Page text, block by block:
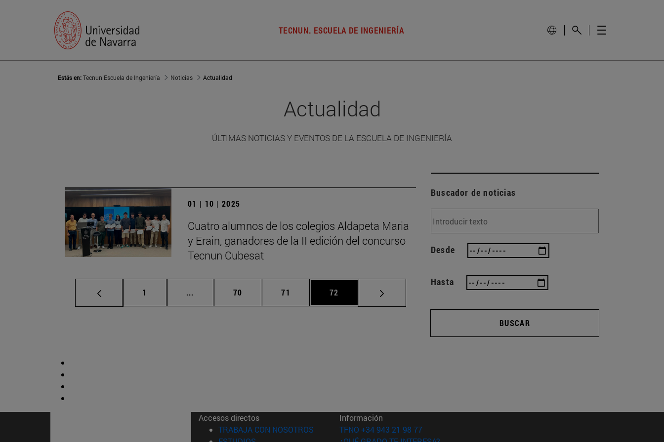
TECNUN. ESCUELA DE INGENIERÍA
Estás en:Tecnun Escuela de Ingeniería Noticias Actualidad
Actualidad
ÚLTIMAS NOTICIAS Y EVENTOS DE LA ESCUELA DE INGENIERÍA
01 | 10 | 2025
Cuatro alumnos de los colegios Aldapeta Maria
y Erain, ganadores de la II edición del concurso
Tecnun Cubesat
Página
1 ... Páginas intermedias Use TAB para desplazarse.
Página
70 Página
71 Página
72
Buscador de noticias
Desde
Hasta
BUSCAR
Accesos directos
TRABAJA CON NOSOTROS (abre en nueva ventana)
Información
TFNO +34 943 21 98 77